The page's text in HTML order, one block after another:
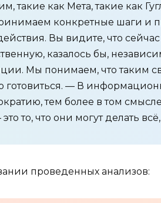
такие как Мета, такие как
конкретные шаги и
Вы видите, что
казалось бы,
Мы понимаем, что таким
готовиться. — В
тем более в том
то, что они могут делать
проведенных анализов: